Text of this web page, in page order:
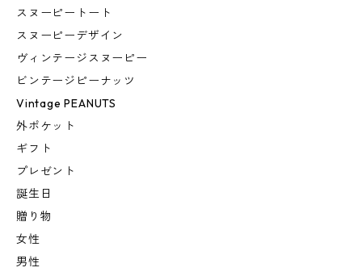
スヌーピートート
スヌーピーデザイン
ヴィンテージスヌーピー
ビンテージピーナッツ
Vintage PEANUTS
外ポケット
ギフト
プレゼント
誕生日
贈り物
女性
男性